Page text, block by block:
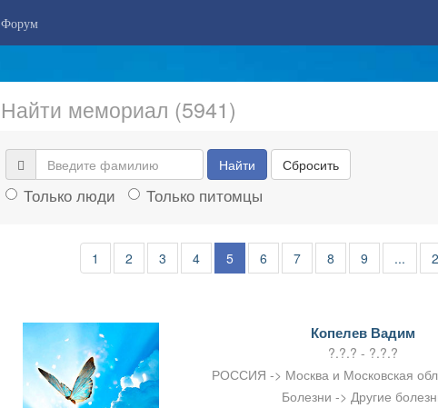
Форум
Найти мемориал (5941)
Найти Сбросить
Только люди Только питомцы
1 2 3 4 5 6 7 8 9 ...
Копелев Вадим
?.?.? - ?.?.?
РОССИЯ -> Москва и Московская
Болезни -> Другие